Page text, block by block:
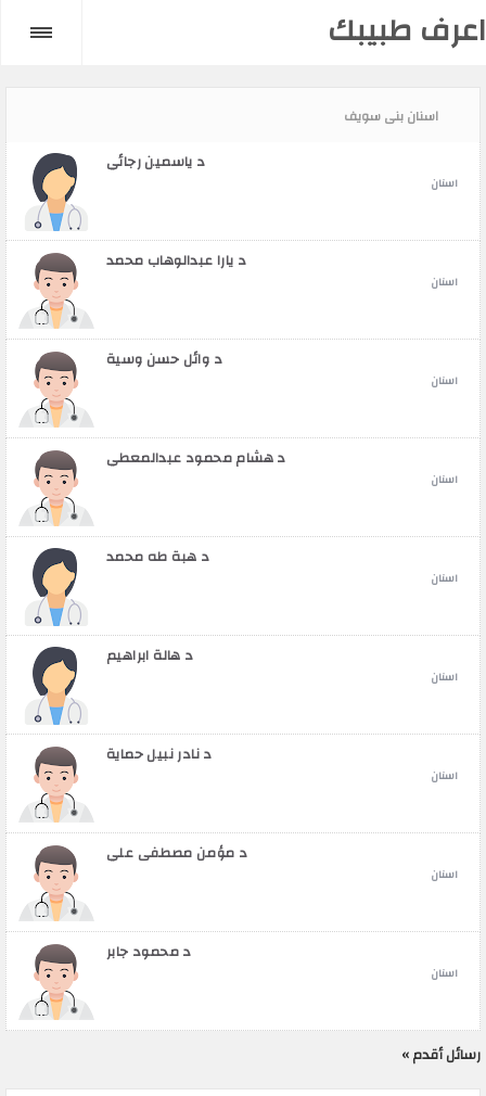
اعرف طبيبك
اسنان بنى سويف
د ياسمين رجائي
اسنان
د يارا عبدالوهاب محمد
اسنان
د وائل حسن وسية
اسنان
د هشام محمود عبدالمعطي
اسنان
د هبة طه محمد
اسنان
د هالة ابراهيم
اسنان
د نادر نبيل حماية
اسنان
د مؤمن مصطفى علي
اسنان
د محمود جابر
اسنان
رسائل أقدم ››